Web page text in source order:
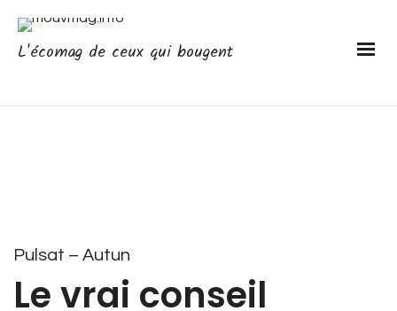
L'écomag de ceux qui bougent
Pulsat – Autun
Le vrai conseil